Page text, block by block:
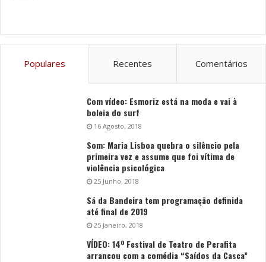
Populares Recentes Comentários
Com vídeo: Esmoriz está na moda e vai à
boleia do surf
16 Agosto, 2018
Som: Maria Lisboa quebra o silêncio pela
primeira vez e assume que foi vítima de
violência psicológica
25 Junho, 2018
Sá da Bandeira tem programação definida
até final de 2019
25 Janeiro, 2018
VÍDEO: 14º Festival de Teatro de Perafita
arrancou com a comédia “Saídos da Casca”